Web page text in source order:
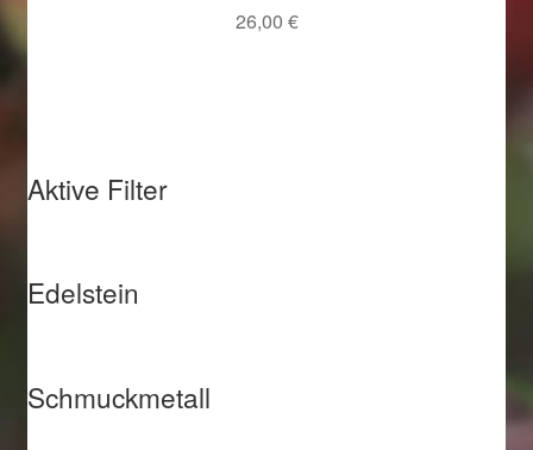
26,00 €
Aktive Filter
Edelstein
Schmuckmetall